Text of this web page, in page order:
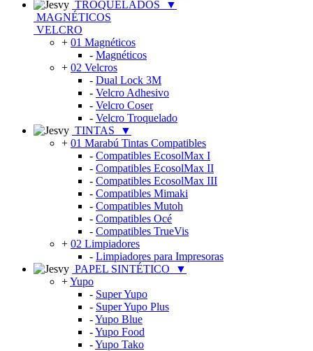
TROQUELADOS
▼
MAGNÉTICOS
VELCRO
+ 01 Magnéticos
- Magnéticos
+ 02 Velcros
- Dual Lock 3M
- Velcro Adhesivo
- Velcro Coser
- Velcro Troquelado
TINTAS
▼
+ 01 Marabú Tintas Compatibles
- Compatibles EcosolMax I
- Compatibles EcosolMax II
- Compatibles EcosolMax III
- Compatibles Mimaki
- Compatibles Mutoh
- Compatibles Océ
- Compatibles TrueVis
+ 02 Limpiadores
- Limpiadores para Impresoras
PAPEL SINTÉTICO
▼
+Yupo
- Super Yupo
- Super Yupo Plus
-Yupo Blue
-Yupo Food
-Yupo Tako